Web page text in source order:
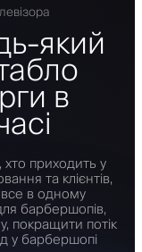
який
в
приходить у
та клієнтів,
все в одному
барбершопів,
покращити потік
у барбершопі